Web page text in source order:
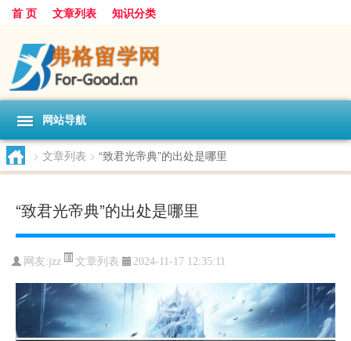
首 页 文章列表 知识分类
网站导航
> 文章列表 > “致君光帝典”的出处是哪里
“致君光帝典”的出处是哪里
网友:jzz 文章列表 2024-11-17 12:35:11